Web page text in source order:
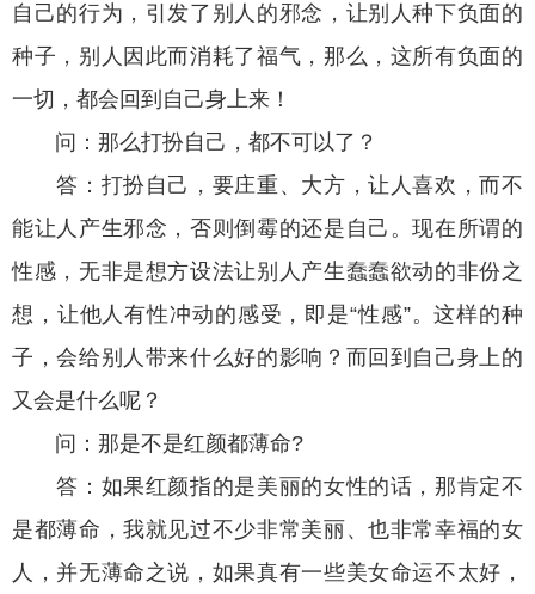
自己的行为，引发了别人的邪念，让别人种下负面的
种子，别人因此而消耗了福气，那么，这所有负面的
一切，都会回到自己身上来！
问：那么打扮自己，都不可以了？
答：打扮自己，要庄重、大方，让人喜欢，而不
能让人产生邪念，否则倒霉的还是自己。现在所谓的
性感，无非是想方设法让别人产生蠢蠢欲动的非份之
想，让他人有性冲动的感受，即是“性感”。这样的种
子，会给别人带来什么好的影响？而回到自己身上的
又会是什么呢？
问：那是不是红颜都薄命?
答：如果红颜指的是美丽的女性的话，那肯定不
是都薄命，我就见过不少非常美丽、也非常幸福的女
人，并无薄命之说，如果真有一些美女命运不太好，